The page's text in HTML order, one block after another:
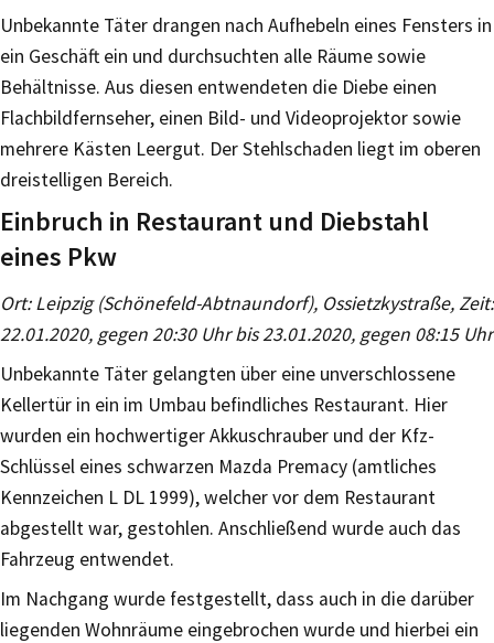
Unbekannte Täter drangen nach Aufhebeln eines Fensters in
ein Geschäft ein und durchsuchten alle Räume sowie
Behältnisse. Aus diesen entwendeten die Diebe einen
Flachbildfernseher, einen Bild- und Videoprojektor sowie
mehrere Kästen Leergut. Der Stehlschaden liegt im oberen
dreistelligen Bereich.
Einbruch in Restaurant und Diebstahl
eines Pkw
Ort: Leipzig (Schönefeld-Abtnaundorf), Ossietzkystraße, Zeit:
22.01.2020, gegen 20:30 Uhr bis 23.01.2020, gegen 08:15 Uhr
Unbekannte Täter gelangten über eine unverschlossene
Kellertür in ein im Umbau befindliches Restaurant. Hier
wurden ein hochwertiger Akkuschrauber und der Kfz-
Schlüssel eines schwarzen Mazda Premacy (amtliches
Kennzeichen L DL 1999), welcher vor dem Restaurant
abgestellt war, gestohlen. Anschließend wurde auch das
Fahrzeug entwendet.
Im Nachgang wurde festgestellt, dass auch in die darüber
liegenden Wohnräume eingebrochen wurde und hierbei ein